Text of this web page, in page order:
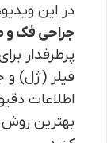
در این ویدیو،
جراحی فک و
پرطرفدار
فیلر (ژل) و
اطلاعات
بهترین روش